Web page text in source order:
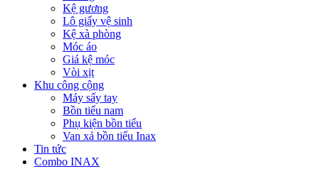
Kệ gương
Lô giấy vệ sinh
Kệ xà phòng
Móc áo
Giá kệ móc
Vòi xịt
Khu công cộng
Máy sấy tay
Bồn tiểu nam
Phụ kiện bồn tiểu
Van xả bồn tiểu Inax
Tin tức
Combo INAX